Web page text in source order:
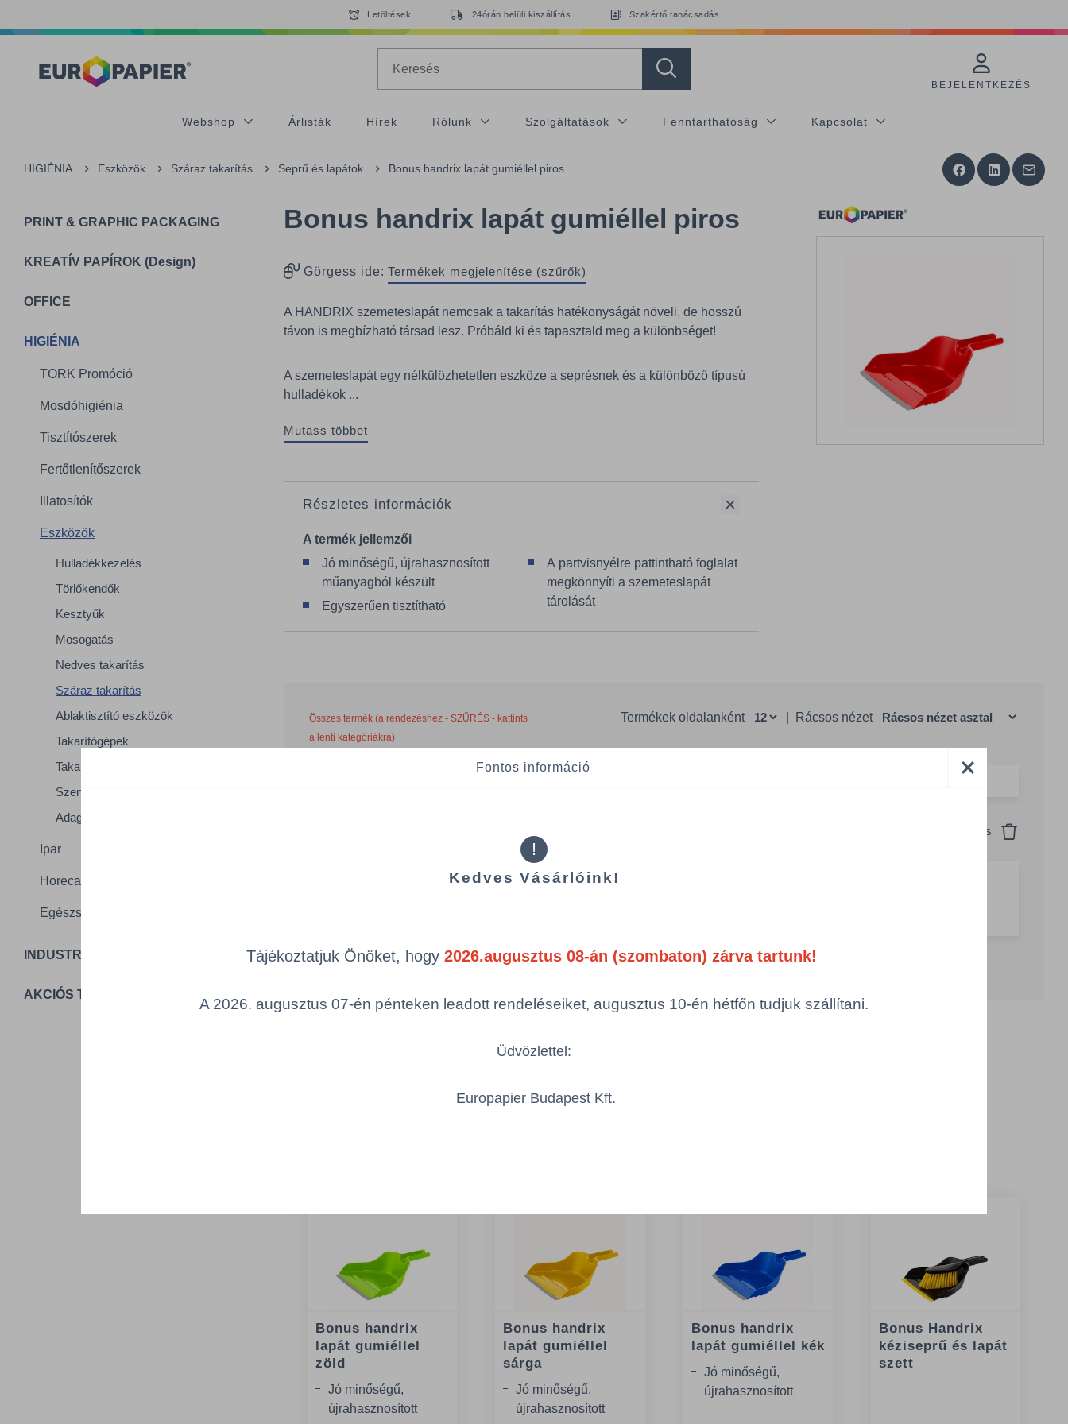
Letöltések 24órán belüli kiszállítás Szakértő tanácsadás
BEJELENTKEZÉS
Webshop Árlisták Hírek Rólunk Szolgáltatások Fenntarthatóság Kapcsolat
HIGIÉNIA Eszközök Száraz takarítás Seprű és lapátok Bonus handrix lapát gumiéllel piros
PRINT & GRAPHIC PACKAGING
KREATÍV PAPÍROK (Design)
OFFICE
HIGIÉNIA
TORK Promóció
Mosdóhigiénia
Tisztítószerek
Fertőtlenítőszerek
Illatosítók
Eszközök
Hulladékkezelés
Törlőkendők
Kesztyűk
Mosogatás
Nedves takarítás
Száraz takarítás
Ablaktisztító eszközök
Takarítógépek
Takarítókocsik
Szennyfogó szőnyegek
Adagolók és kiegészítők
Ipar
Horeca
Egészségügy
INDUSTRIAL PACKAGING
AKCIÓS TERMÉKEK
Bonus handrix lapát gumiéllel piros
Görgess ide: Termékek megjelenítése (szűrők)
A HANDRIX szemeteslapát nemcsak a takarítás hatékonyságát növeli, de hosszú
távon is megbízható társad lesz. Próbáld ki és tapasztald meg a különbséget!
A szemeteslapát egy nélkülözhetetlen eszköze a seprésnek és a különböző típusú
hulladékok ...
Mutass többet
Részletes információk
A termék jellemzői
Jó minőségű, újrahasznosított
műanyagból készült
Egyszerűen tisztítható
A partvisnyélre pattintható foglalat
megkönnyíti a szemeteslapát
tárolását
Összes termék (a rendezéshez - SZŰRÉS - kattints
a lenti kategóriákra)
Termékek oldalanként Rácsos nézet
Visszaállítás
BONUS/B338/PC
Bonus handrix
lapát gumiéllel
zöld
Jó minőségű,
újrahasznosított
Bonus handrix
lapát gumiéllel
sárga
Jó minőségű,
újrahasznosított
Bonus handrix
lapát gumiéllel kék
Jó minőségű,
újrahasznosított
Bonus Handrix
kéziseprű és lapát
szett
Fontos információ
!
Kedves Vásárlóink!
Tájékoztatjuk Önöket, hogy 2026.augusztus 08-án (szombaton) zárva tartunk!
A 2026. augusztus 07-én pénteken leadott rendeléseiket, augusztus 10-én hétfőn tudjuk szállítani.
Üdvözlettel:
Europapier Budapest Kft.